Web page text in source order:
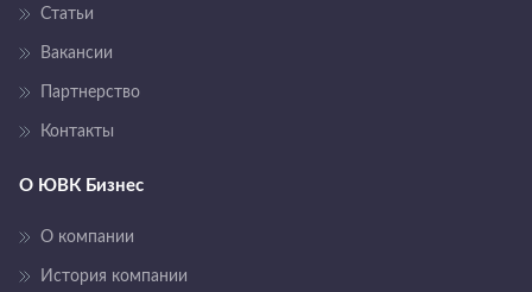
Статьи
Вакансии
Партнерство
Контакты
О ЮВК Бизнес
О компании
История компании